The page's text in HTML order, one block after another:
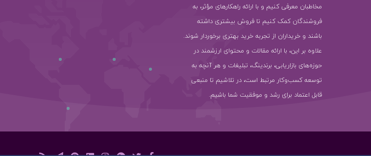
مخاطبان معرفی کنیم و با ارائه راهکارهای مؤثر، به
فروشندگان کمک کنیم تا فروش بیشتری داشته
باشند و خریداران از تجربه خرید بهتری برخوردار شوند.
علاوه بر این، با ارائه مقالات و محتوای ارزشمند در
حوزه‌های بازاریابی، برندینگ، تبلیغات و هر آنچه به
توسعه کسب‌وکار مرتبط است، در تلاشیم تا منبعی
قابل اعتماد برای رشد و موفقیت شما باشیم.